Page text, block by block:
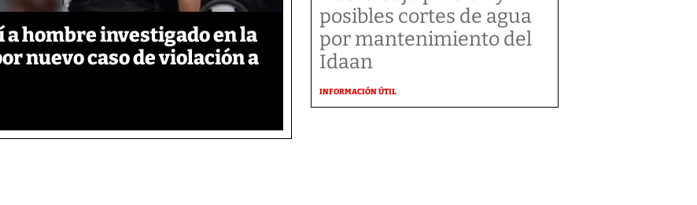
hombre investigado en la
nuevo caso de violación a
posibles cortes de agua
por mantenimiento del
Idaan
INFORMACIÓN ÚTIL